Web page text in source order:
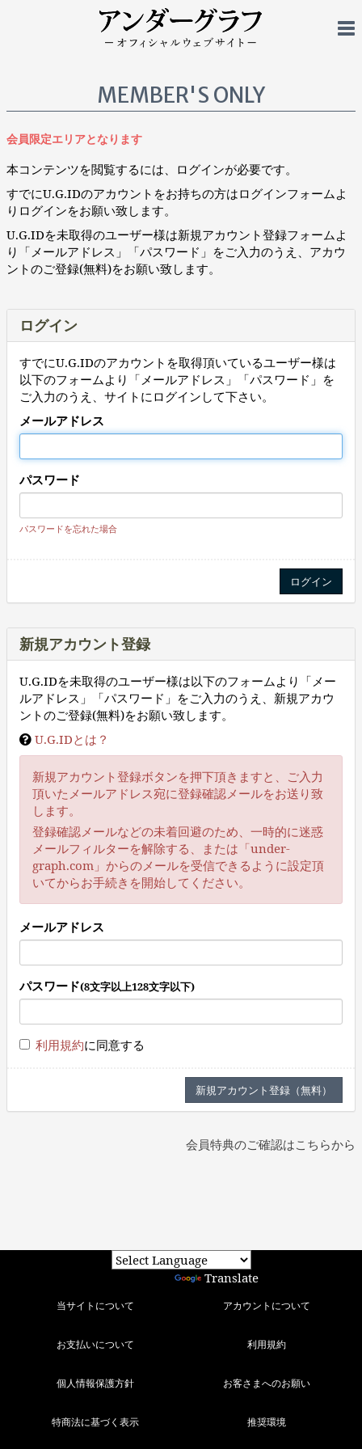
MEMBER'S ONLY
会員限定エリアとなります
本コンテンツを閲覧するには、ログインが必要です。
すでにU.G.IDのアカウントをお持ちの方はログインフォームよ
りログインをお願い致します。
U.G.IDを未取得のユーザー様は新規アカウント登録フォームよ
り「メールアドレス」「パスワード」をご入力のうえ、アカウ
ントのご登録(無料)をお願い致します。
ログイン
すでにU.G.IDのアカウントを取得頂いているユーザー様は
以下のフォームより「メールアドレス」「パスワード」を
ご入力のうえ、サイトにログインして下さい。
メールアドレス
パスワード
パスワードを忘れた場合
新規アカウント登録
U.G.IDを未取得のユーザー様は以下のフォームより「メー
ルアドレス」「パスワード」をご入力のうえ、新規アカウ
ントのご登録(無料)をお願い致します。
U.G.IDとは？
新規アカウント登録ボタンを押下頂きますと、ご入力
頂いたメールアドレス宛に登録確認メールをお送り致
します。
登録確認メールなどの未着回避のため、一時的に迷惑
メールフィルターを解除する、または「under-
graph.com」からのメールを受信できるように設定頂
いてからお手続きを開始してください。
メールアドレス
パスワード(8文字以上128文字以下)
利用規約に同意する
会員特典のご確認はこちらから
Translate
当サイトについて アカウントについて
お支払いについて 利用規約
個人情報保護方針 お客さまへのお願い
特商法に基づく表示 推奨環境